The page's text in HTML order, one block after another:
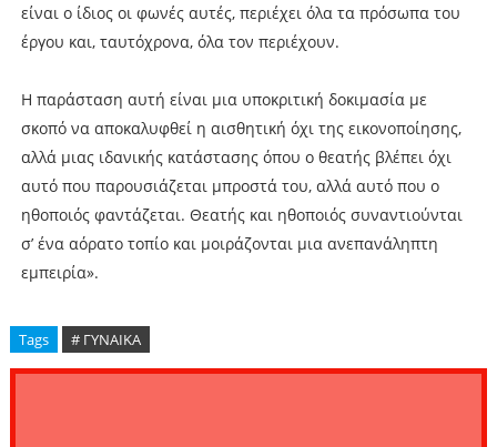
είναι ο ίδιος οι φωνές αυτές, περιέχει όλα τα πρόσωπα του
έργου και, ταυτόχρονα, όλα τον περιέχουν.
Η παράσταση αυτή είναι μια υποκριτική δοκιμασία με
σκοπό να αποκαλυφθεί η αισθητική όχι της εικονοποίησης,
αλλά μιας ιδανικής κατάστασης όπου ο θεατής βλέπει όχι
αυτό που παρουσιάζεται μπροστά του, αλλά αυτό που ο
ηθοποιός φαντάζεται. Θεατής και ηθοποιός συναντιούνται
σ’ ένα αόρατο τοπίο και μοιράζονται μια ανεπανάληπτη
εμπειρία».
Tags # ΓΥΝΑΙΚΑ